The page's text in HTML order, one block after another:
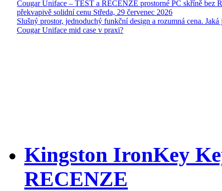
Cougar Uniface – TEST a RECENZE prostorné PC skříně bez
překvapivě solidní cenu Středa, 29 červenec 2026
Slušný prostor, jednoduchý funkční design a rozumná cena. Jaká
Cougar Uniface mid case v praxi?
Kingston IronKey
RECENZE